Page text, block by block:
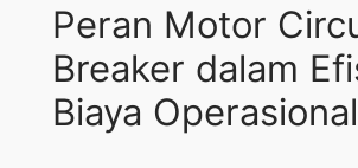
Peran Motor
Breaker dalam
Biaya Operasional